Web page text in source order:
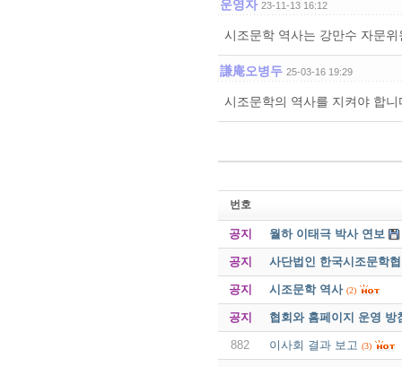
운영자 23-11-13 16:12
시조문학 역사는 강만수 자문
謙庵오병두 25-03-16 19:29
시조문학의 역사를 지켜야 합니
번호
공지 월하 이태극 박사 연보
공지 사단법인 한국시조문학
공지 시조문학 역사 (2)
공지 협회와 홈페이지 운영 방
882 이사회 결과 보고 (3)